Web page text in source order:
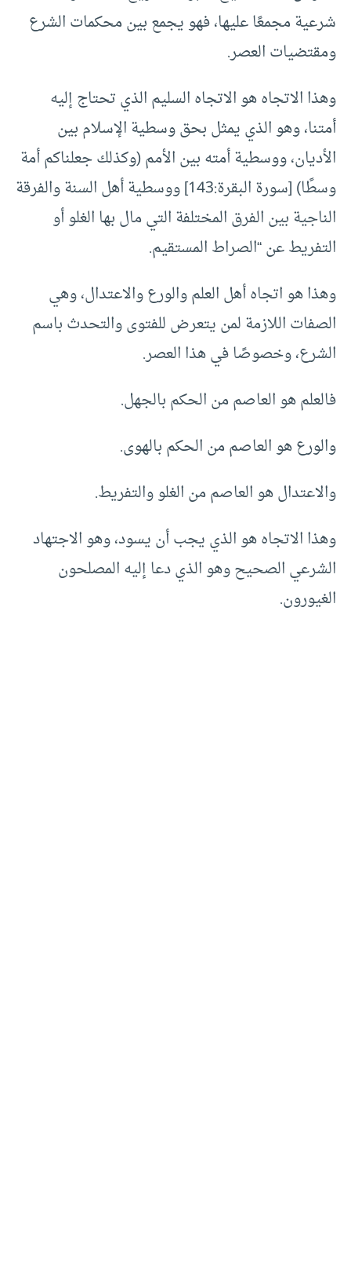
شرعية مجمعًا عليها، فهو يجمع بين محكمات الشرع
ومقتضيات العصر.
وهذا الاتجاه هو الاتجاه السليم الذي تحتاج إليه
أمتنا، وهو الذي يمثل بحق وسطية الإسلام بين
الأديان، ووسطية أمته بين الأمم (وكذلك جعلناكم أمة
وسطًا) [سورة البقرة:143] ووسطية أهل السنة والفرقة
الناجية بين الفرق المختلفة التي مال بها الغلو أو
التفريط عن “الصراط المستقيم.
وهذا هو اتجاه أهل العلم والورع والاعتدال، وهي
الصفات اللازمة لمن يتعرض للفتوى والتحدث باسم
الشرع، وخصوصًا في هذا العصر.
فالعلم هو العاصم من الحكم بالجهل.
والورع هو العاصم من الحكم بالهوى.
والاعتدال هو العاصم من الغلو والتفريط.
وهذا الاتجاه هو الذي يجب أن يسود، وهو الاجتهاد
الشرعي الصحيح وهو الذي دعا إليه المصلحون
الغيورون.